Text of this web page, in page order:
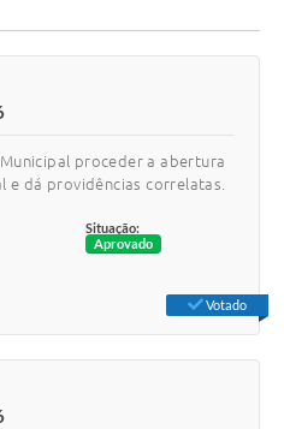
proceder a abertura
e dá providências correlatas.
Situação:
Aprovado
Votado